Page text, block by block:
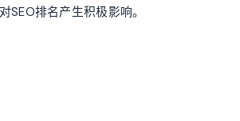
SEO排名产生积极影响。